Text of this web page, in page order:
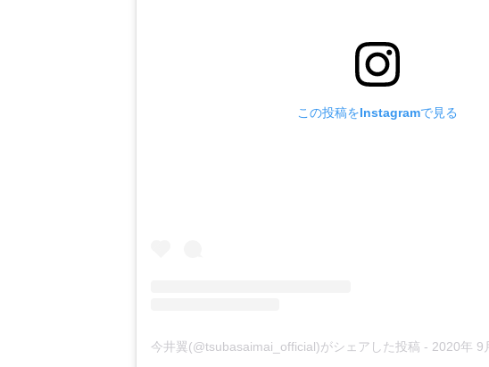
この投稿をInstagramで見る
今井翼(@tsubasaimai_official)がシェアした投稿 - 2020年 9月